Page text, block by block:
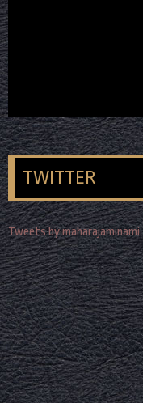
TWITTER
Tweets by maharajaminami